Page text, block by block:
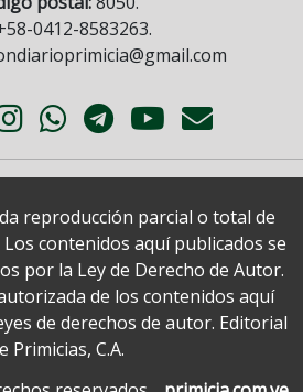
0412-8583263.
reproducción parcial o total de
contenidos aquí publicados se
por la Ley de Derecho de Autor.
de los contenidos aquí
de derechos de autor. Editorial
Primicias, C.A.